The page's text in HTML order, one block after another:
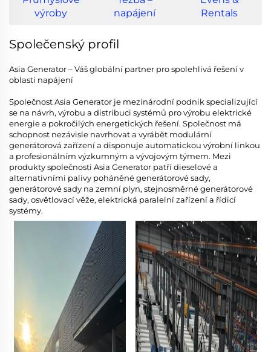
výroby
napájení
Rentals
Společenský profil
Asia Generator – Váš globální partner pro spolehlivá řešení v
oblasti napájení
Společnost Asia Generator je mezinárodní podnik specializující
se na návrh, výrobu a distribuci systémů pro výrobu elektrické
energie a pokročilých energetických řešení. Společnost má
schopnost nezávisle navrhovat a vyrábět modulární
generátorová zařízení a disponuje automatickou výrobní linkou
a profesionálním výzkumným a vývojovým týmem. Mezi
produkty společnosti Asia Generator patří dieselové a
alternativními palivy poháněné generátorové sady,
generátorové sady na zemní plyn, stejnosměrné generátorové
sady, osvětlovací věže, elektrická paralelní zařízení a řídicí
systémy.